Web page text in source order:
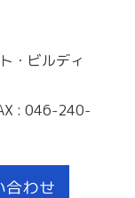
・ビルディ
: 046-240-